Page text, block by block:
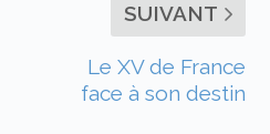
SUIVANT
Le XV de France
face à son destin